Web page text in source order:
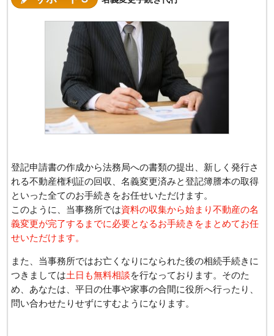
登記申請書の作成から法務局への書類の提出、新しく発行さ
れる不動産権利証の回収、名義変更済みと登記簿謄本の取得
といった全てのお手続きをお任せいただけます。
このように、当事務所では資料の収集から始まり不動産の名
義変更が完了するまでに必要となるお手続きをまとめてお任
せいただけます。
また、当事務所ではお亡くなりになられた後の相続手続きに
つきましては土日も無料相談を行なっております。そのた
め、あなたは、平日の仕事や家事の合間に役所へ行ったり、
問い合わせたりせずにすむようになります。